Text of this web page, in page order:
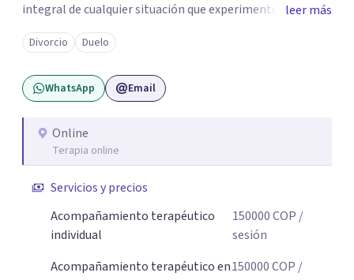
integral de cualquier situación que experimenten mis
consultantes y así lograr una comprensión que favorezca
procesos de aprendizaje significativo y potencializar así
la movilización de recursos en pro de la solución y el
bienestar.
leer más
Divorcio Duelo
WhatsApp Email
Online
Terapia online
Servicios y precios
Acompañamiento terapéutico
individual
150000COP /
sesión
Acompañamiento terapéutico en150000COP /